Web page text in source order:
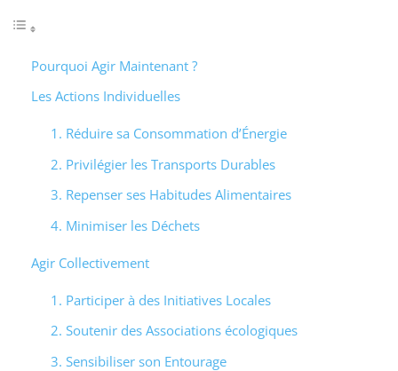
Pourquoi Agir Maintenant ?
Les Actions Individuelles
1. Réduire sa Consommation d’Énergie
2. Privilégier les Transports Durables
3. Repenser ses Habitudes Alimentaires
4. Minimiser les Déchets
Agir Collectivement
1. Participer à des Initiatives Locales
2. Soutenir des Associations écologiques
3. Sensibiliser son Entourage